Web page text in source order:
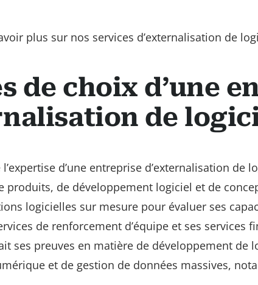
plus sur nos services d’externalisation de
de choix d’une
de
d’une entreprise d’externalisation de
produits, de développement logiciel et de
logicielles sur mesure pour évaluer ses
de renforcement d’équipe et ses services
ses preuves en matière de développement de
et de gestion de données massives,